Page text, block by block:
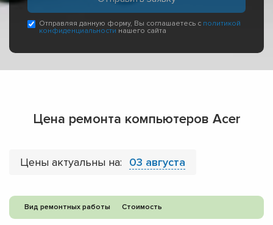
Отправляя данную форму, Вы соглашаетесь с политикой
конфиденциальности нашего сайта
Цена ремонта компьютеров Acer
Цены актуальны на: 03 августа
Вид ремонтных работы Стоимость